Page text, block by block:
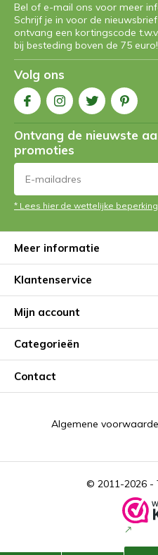
Bel of e-mail ons voor meer
Schrijf je in voor de
ontvang een kortingscode
bij besteding boven de 75 euro!
Volg ons
Ontvang de nieuwste
promoties
* Lees hier de wettelijke
Meer informatie
Klantenservice
Mijn account
Categorieën
Contact
© 2011-2026 -
Algemene